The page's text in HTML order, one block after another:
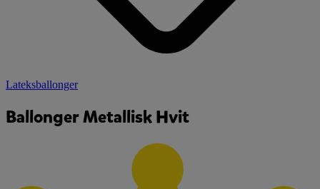
Lateksballonger
Ballonger Metallisk Hvit